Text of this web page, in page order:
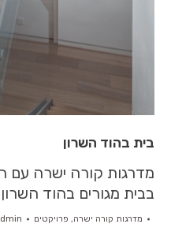
בית בהוד השרון
מדרגות קורה ישרה עם
בבית מגורים בהוד
מדרגות קורה ישרה, פרויקטים